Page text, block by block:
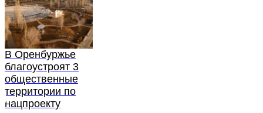
В Оренбуржье
благоустроят 3
общественные
территории по
нацпроекту